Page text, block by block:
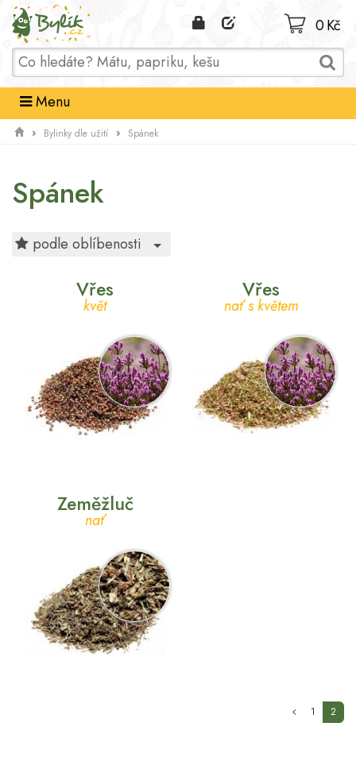
Domů
0 Kč
Menu
Bylinky dle užití Spánek
Spánek
podle oblíbenosti Toggle Dropdown
Vřes
květ
Vřes
nať s květem
Zeměžluč
nať
1 2